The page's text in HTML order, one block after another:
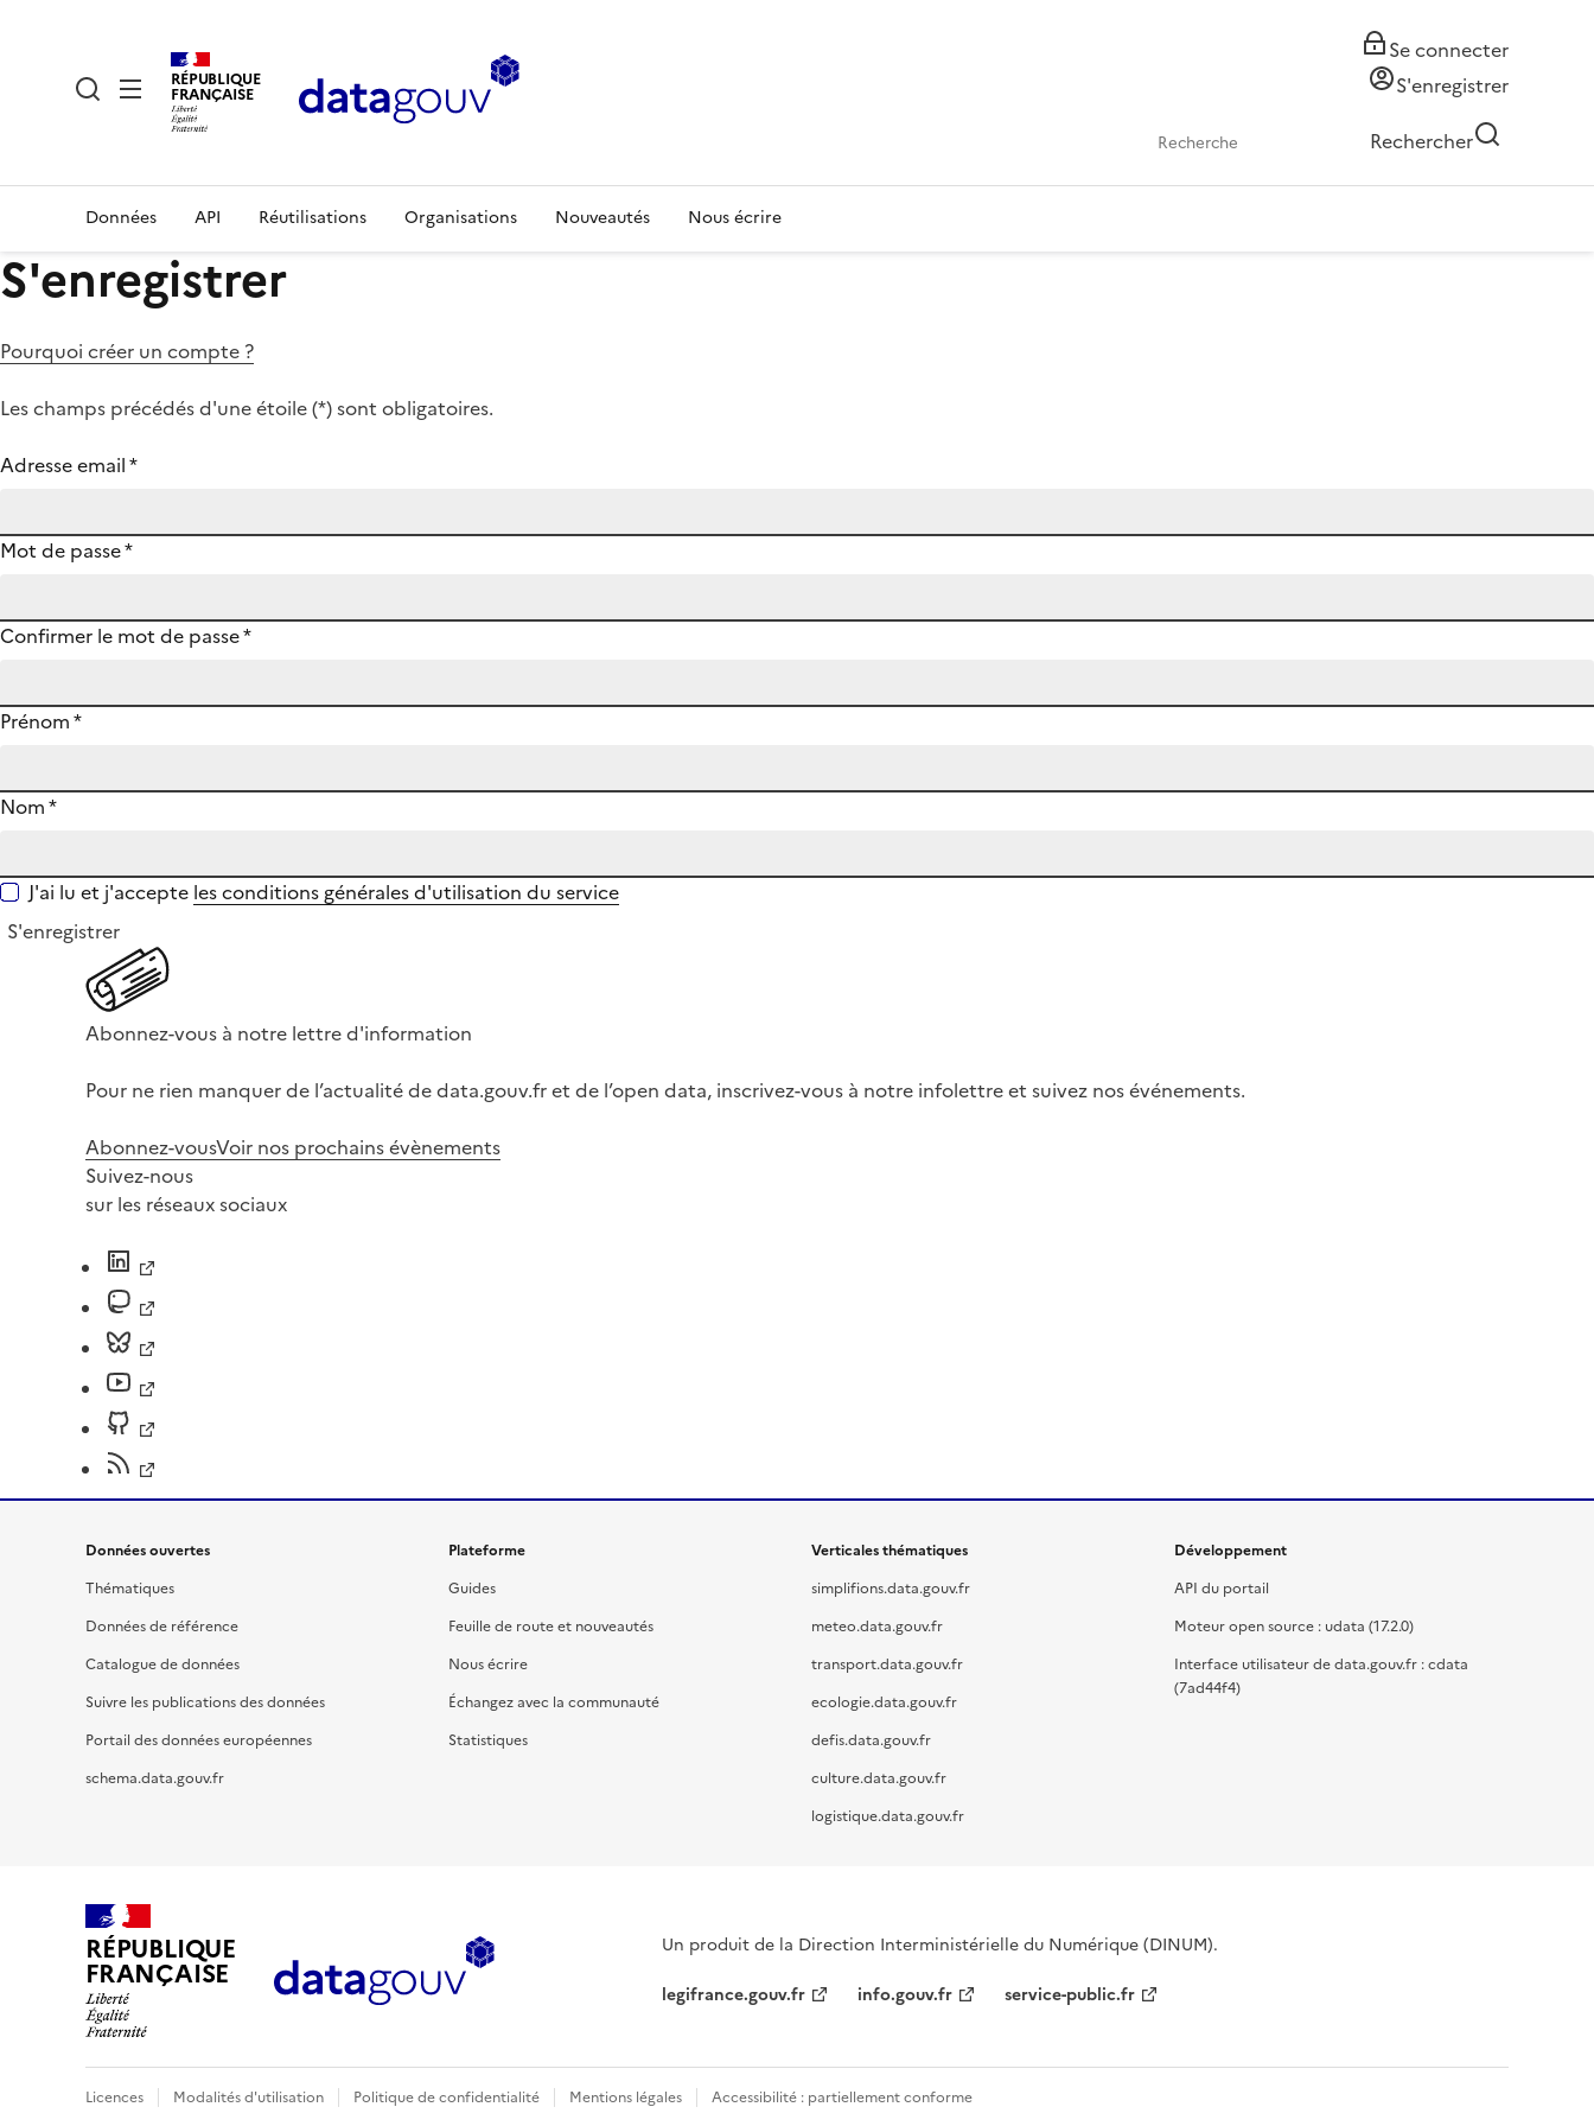
RÉPUBLIQUE
FRANÇAISE
Se connecter
S'enregistrer
Rechercher
Données API Réutilisations Organisations Nouveautés Nous écrire
S'enregistrer
Pourquoi créer un compte ?
Les champs précédés d'une étoile (*) sont obligatoires.
Adresse email*
Mot de passe*
Confirmer le mot de passe*
Prénom*
Nom*
J'ai lu et j'accepte les conditions générales d'utilisation du service
S'enregistrer
Abonnez-vous à notre lettre d'information
Pour ne rien manquer de l’actualité de data.gouv.fr et de l’open data, inscrivez-vous à notre infolettre et suivez nos événements.
Abonnez-vousVoir nos prochains évènements
Suivez-nous
sur les réseaux sociaux
Données ouvertes
Thématiques
Données de référence
Catalogue de données
Suivre les publications des données
Portail des données européennes
schema.data.gouv.fr
Plateforme
Guides
Feuille de route et nouveautés
Nous écrire
Échangez avec la communauté
Statistiques
Verticales thématiques
simplifions.data.gouv.fr
meteo.data.gouv.fr
transport.data.gouv.fr
ecologie.data.gouv.fr
defis.data.gouv.fr
culture.data.gouv.fr
logistique.data.gouv.fr
Développement
API du portail
Moteur open source : udata (17.2.0)
Interface utilisateur de data.gouv.fr : cdata
(7ad44f4)
RÉPUBLIQUE
FRANÇAISE
Un produit de la Direction Interministérielle du Numérique (DINUM).
legifrance.gouv.fr
info.gouv.fr service-public.fr
Licences Modalités d'utilisation Politique de confidentialité Mentions légales Accessibilité : partiellement conforme